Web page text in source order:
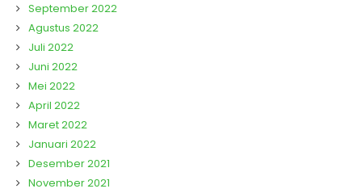
September 2022
Agustus 2022
Juli 2022
Juni 2022
Mei 2022
April 2022
Maret 2022
Januari 2022
Desember 2021
November 2021